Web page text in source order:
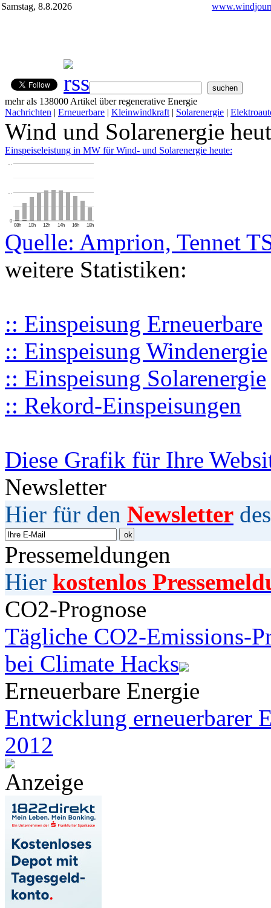
Samstag, 8.8.2026
mehr als 138000 Artikel über regenerative Energie
Nachrichten | Erneuerbare | Kleinwindkraft | Solarenergie |
Wind und Solarenergie
Einspeiseleistung in MW für Wind- und Solarenergie heute:
08h 10h 12h 14h 16h 18h
0
…
…
Quelle: Amprion, Tennet
weitere Statistiken:
:: Einspeisung Erneuerbare
:: Einspeisung Windenergie
:: Einspeisung Solarenergie
:: Rekord-Einspeisungen
Diese Grafik für Ihre
Newsletter
Hier für den Newsletter
Pressemeldungen
Hier kostenlos
CO2-Prognose
Tägliche CO2-Emissions-
bei Climate Hacks
Erneuerbare Energie
Entwicklung erneuerbarer
2012
Anzeige